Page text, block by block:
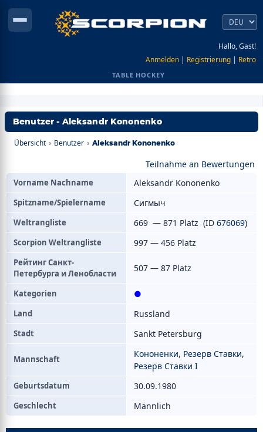
Hallo, Gast!
Anmelden | Registrierung | Retro
TABLE HOCKEY
Benutzer - Aleksandr Kononenko
Übersicht › Benutzer › Aleksandr Kononenko
Teilnahme an Bewertungen
Vorname Nachname Aleksandr Kononenko
Spitzname/Spielername Сигмыч
Weltrangliste 669 — 871 Platz (ID 676069)
Scorpion Weltrangliste 997 — 456 Platz
Рейтинг Санкт-
Петербурга и Ленобласти
507 — 87 Platz
Kategorien ●
Land Russland
Stadt Sankt Petersburg
Mannschaft Кононенки, Резерв Ставки,
Резерв Ставки I
Geburtsdatum 30.09.1980
Geschlecht Männlich